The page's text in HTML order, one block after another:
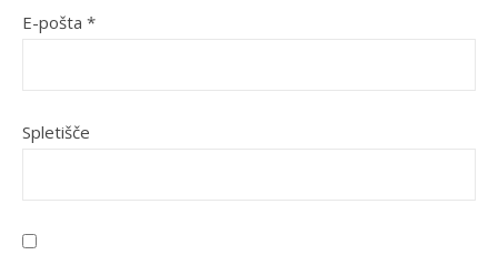
E-pošta *
Spletišče